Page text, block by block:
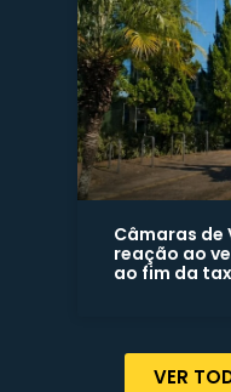
Câmaras de
reação ao
ao fim da
VER